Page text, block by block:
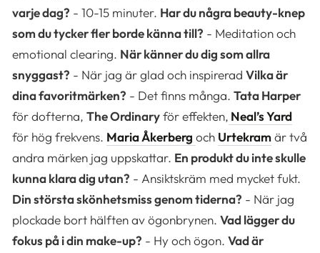
varje dag? - 10-15 minuter. Har du några beauty-knep
som du tycker fler borde känna till? - Meditation och
emotional clearing. När känner du dig som allra
snyggast? - När jag är glad och inspireradVilka är
dina favoritmärken? - Det finns många.Tata Harper
för dofterna,The Ordinaryför effekten, Neal’s Yard
för hög frekvens. Maria Åkerberg och Urtekramär två
andra märken jag uppskattar. En produkt du inte skulle
kunna klara dig utan? - Ansiktskräm med mycket fukt.
Din största skönhetsmiss genom tiderna? - När jag
plockade bort hälften av ögonbrynen.Vad lägger du
fokus på i din make-up? - Hy och ögon.Vad är